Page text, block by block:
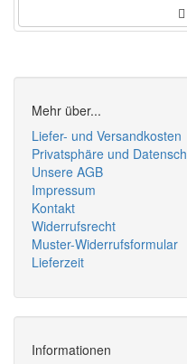
Mehr über...
Liefer- und Versandkosten
Privatsphäre und
Unsere AGB
Impressum
Kontakt
Widerrufsrecht
Muster-Widerrufsformular
Lieferzeit
Informationen